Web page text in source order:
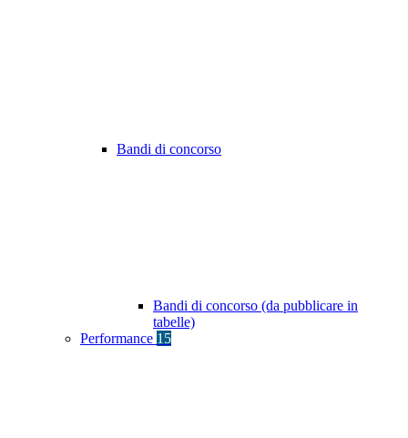
Bandi di concorso
Bandi di concorso (da pubblicare in
tabelle)
Performance 15